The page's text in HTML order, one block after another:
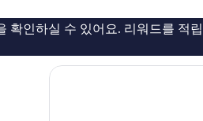
해
요,
용
확인하실 수 있어요. 리워드를 적